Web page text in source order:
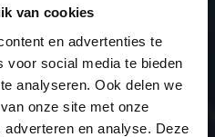
van cookies
en advertenties te
voor social media te bieden
analyseren. Ook delen we
onze site met onze
en analyse. Deze